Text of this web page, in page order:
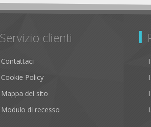
Servizio clienti
Contattaci
Cookie Policy
Mappa del sito
Modulo di recesso